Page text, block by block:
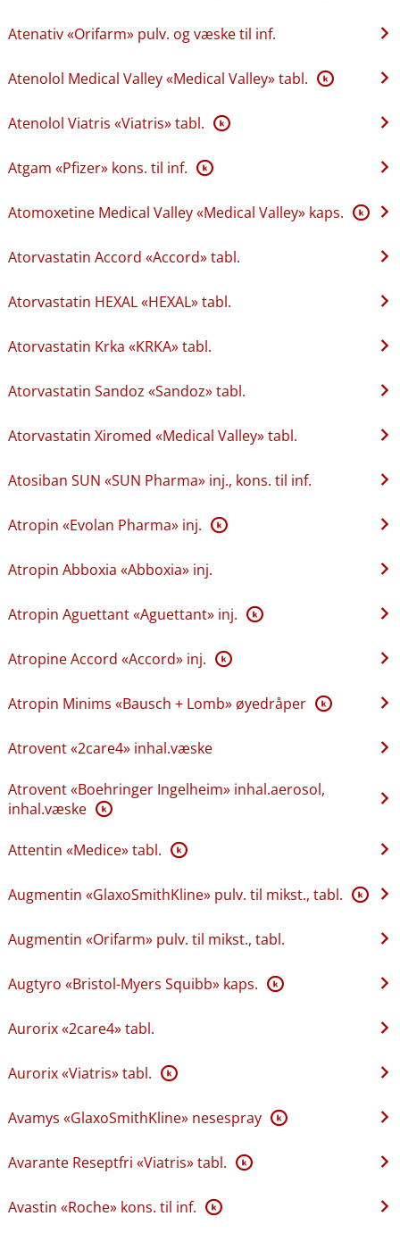
Atenativ «Orifarm» pulv. og væske til inf.
Atenolol Medical Valley «Medical Valley» tabl. K
Atenolol Viatris «Viatris» tabl. K
Atgam «Pfizer» kons. til inf. K
Atomoxetine Medical Valley «Medical Valley» kaps. K
Atorvastatin Accord «Accord» tabl.
Atorvastatin HEXAL «HEXAL» tabl.
Atorvastatin Krka «KRKA» tabl.
Atorvastatin Sandoz «Sandoz» tabl.
Atorvastatin Xiromed «Medical Valley» tabl.
Atosiban SUN «SUN Pharma» inj., kons. til inf.
Atropin «Evolan Pharma» inj. K
Atropin Abboxia «Abboxia» inj.
Atropin Aguettant «Aguettant» inj. K
Atropine Accord «Accord» inj. K
Atropin Minims «Bausch + Lomb» øyedråper K
Atrovent «2care4» inhal.væske
Atrovent «Boehringer Ingelheim» inhal.aerosol,
inhal.væske K
Attentin «Medice» tabl. K
Augmentin «GlaxoSmithKline» pulv. til mikst., tabl. K
Augmentin «Orifarm» pulv. til mikst., tabl.
Augtyro «Bristol-Myers Squibb» kaps. K
Aurorix «2care4» tabl.
Aurorix «Viatris» tabl. K
Avamys «GlaxoSmithKline» nesespray K
Avarante Reseptfri «Viatris» tabl. K
Avastin «Roche» kons. til inf. K